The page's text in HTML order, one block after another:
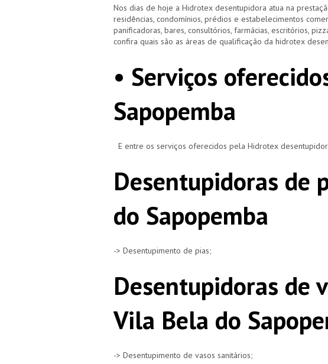
Nos dias de hoje a Hidrotex desentupidora atua na
residências, condomínios, prédios e estabelecimentos
panificadoras, bares, consultórios, farmácias, escritórios,
confira quais são as áreas de qualificação da hidrotex
• Serviços
Sapopemba
E entre os serviços oferecidos pela Hidrotex
Desentupidoras de
do Sapopemba
-> Desentupimento de pias;
Desentupidoras de
Vila Bela do
-> Desentupimento de vasos sanitários;